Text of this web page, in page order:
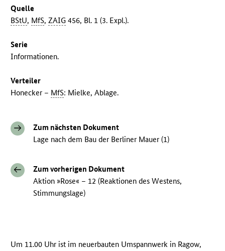
Quelle
BStU, MfS,ZAIG 456, Bl. 1 (3. Expl.).
Serie
Informationen.
Verteiler
Honecker – MfS: Mielke, Ablage.
Zum nächsten Dokument
Lage nach dem Bau der Berliner Mauer (1)
Zum vorherigen Dokument
Aktion »Rose« – 12 (Reaktionen des Westens,
Stimmungslage)
Um 11.00 Uhr ist im neuerbauten Umspannwerk in Ragow,